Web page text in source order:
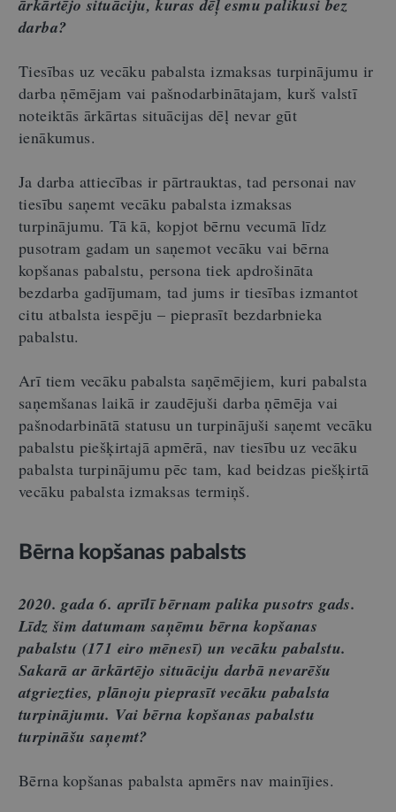
ārkārtējo situāciju, kuras dēļ esmu palikusi bez
darba?
Tiesības uz vecāku pabalsta izmaksas turpinājumu ir
darba ņēmējam vai pašnodarbinātajam, kurš valstī
noteiktās ārkārtas situācijas dēļ nevar gūt
ienākumus.
Ja darba attiecības ir pārtrauktas, tad personai nav
tiesību saņemt vecāku pabalsta izmaksas
turpinājumu. Tā kā, kopjot bērnu vecumā līdz
pusotram gadam un saņemot vecāku vai bērna
kopšanas pabalstu, persona tiek apdrošināta
bezdarba gadījumam, tad jums ir tiesības izmantot
citu atbalsta iespēju – pieprasīt bezdarbnieka
pabalstu.
Arī tiem vecāku pabalsta saņēmējiem, kuri pabalsta
saņemšanas laikā ir zaudējuši darba ņēmēja vai
pašnodarbinātā statusu un turpinājuši saņemt vecāku
pabalstu piešķirtajā apmērā, nav tiesību uz vecāku
pabalsta turpinājumu pēc tam, kad beidzas piešķirtā
vecāku pabalsta izmaksas termiņš.
Bērna kopšanas pabalsts
2020. gada 6. aprīlī bērnam palika pusotrs gads.
Līdz šim datumam saņēmu bērna kopšanas
pabalstu (171 eiro mēnesī) un vecāku pabalstu.
Sakarā ar ārkārtējo situāciju darbā nevarēšu
atgriezties, plānoju pieprasīt vecāku pabalsta
turpinājumu. Vai bērna kopšanas pabalstu
turpināšu saņemt?
Bērna kopšanas pabalsta apmērs nav mainījies.